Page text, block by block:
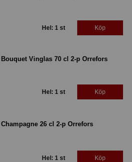
Hel: 1 st Köp
Bouquet Vinglas 70 cl 2-p Orrefors
Hel: 1 st Köp
26 cl 2-p Orrefors
Hel: 1 st Köp